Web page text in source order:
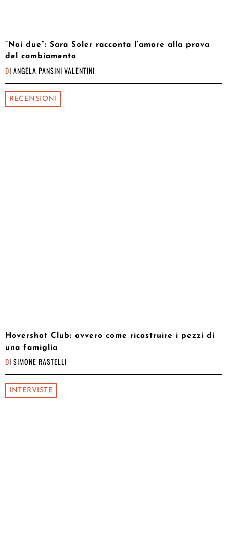
“Noi due”: Sara Soler racconta l’amore alla prova
del cambiamento
DI ANGELA PANSINI VALENTINI
RECENSIONI
Hovershot Club: ovvero come ricostruire i pezzi di
una famiglia
DI SIMONE RASTELLI
INTERVISTE